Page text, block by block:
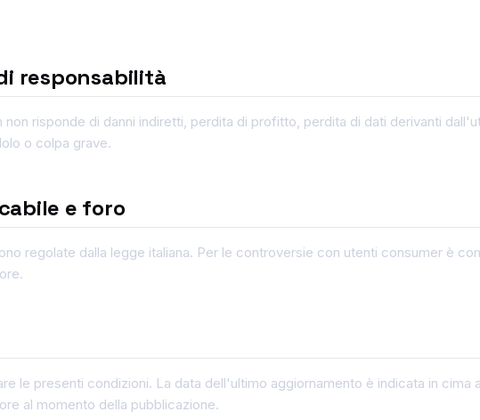
responsabilità
non risponde di danni indiretti, perdita di profitto, perdita di dati derivanti
o colpa grave.
e foro
regolate dalla legge italiana. Per le controversie con utenti consumer è
le presenti condizioni. La data dell'ultimo aggiornamento è indicata in cima
al momento della pubblicazione.